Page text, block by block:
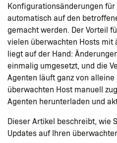
Konfigurationsänderungen
automatisch auf den
gemacht werden. Der Vorteil
vielen überwachten Hosts mit
liegt auf der Hand:
einmalig umgesetzt, und die
Agenten läuft ganz von
überwachten Host manuell
Agenten herunterladen und
Dieser Artikel beschreibt, wie
Updates auf Ihren